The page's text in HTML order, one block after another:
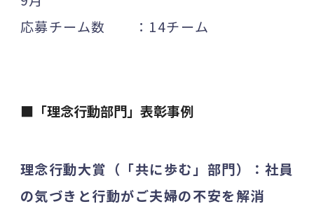
応募チーム数 ：14チーム
■「理念行動部門」表彰事例
理念行動大賞（「共に歩む」部門）：社員
の気づきと行動がご夫婦の不安を解消